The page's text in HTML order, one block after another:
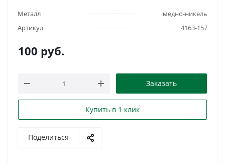
Металл
медно-никель
Артикул
4163-157
100 руб.
Заказать
Купить в 1 клик
Поделиться